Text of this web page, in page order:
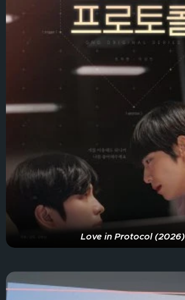
Love in Protocol (2026)